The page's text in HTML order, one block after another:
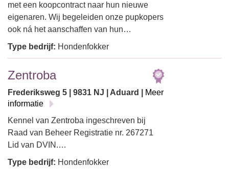
met een koopcontract naar hun nieuwe
eigenaren. Wij begeleiden onze pupkopers
ook ná het aanschaffen van hun…
Type bedrijf: Hondenfokker
Zentroba
Frederiksweg 5 | 9831 NJ | Aduard |
Meer
informatie
Kennel van Zentroba ingeschreven bij
Raad van Beheer Registratie nr. 267271
Lid van DVIN.…
Type bedrijf: Hondenfokker